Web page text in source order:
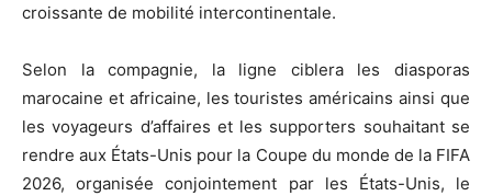
croissante de mobilité intercontinentale.
Selon la compagnie, la ligne ciblera les diasporas
marocaine et africaine, les touristes américains ainsi que
les voyageurs d’affaires et les supporters souhaitant se
rendre aux États-Unis pour la Coupe du monde de la FIFA
2026, organisée conjointement par les États-Unis, le